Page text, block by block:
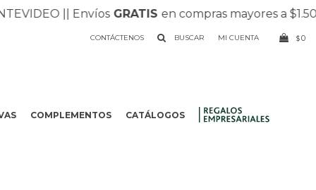
|| EnvíosGRATISen compras mayores a $1.500 |
COMPLEMENTOS CATÁLOGOS
CONTÁCTENOS $0